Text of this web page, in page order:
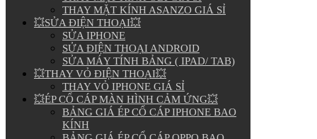
THAY MẶT KÍNH ASANZO GIÁ SỈ
💥SỬA ĐIỆN THOẠI💥
SỬA IPHONE
SỬA ĐIỆN THOẠI ANDROID
SỬA MÁY TÍNH BẢNG ( IPAD/ TAB)
💥THAY VỎ ĐIỆN THOẠI💥
THAY VỎ IPHONE GIÁ SỈ
💥ÉP CỔ CÁP MÀN HÌNH CẢM ỨNG💥
BẢNG GIÁ ÉP CỔ CÁP IPHONE BAO
KÍNH